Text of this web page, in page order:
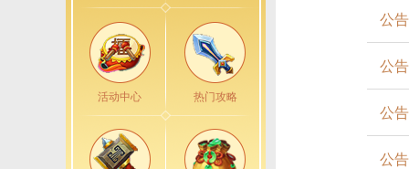
活动中心 热门攻略
公告
公告
公告
公告